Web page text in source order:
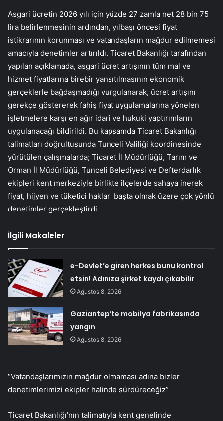
Asgari ücretin 2026 yılı için yüzde 27 zamla net 28 bin 75
lira belirlenmesinin ardından, yılbaşı öncesi fiyat
istikrarının korunması ve vatandaşların mağdur edilmemesi
amacıyla denetimler artırıldı. Ticaret Bakanlığı tarafından
yapılan açıklamada, asgari ücret artışının tüm mal ve
hizmet fiyatlarına birebir yansıtılmasının ekonomik
gerçeklerle bağdaşmadığı vurgulanarak, ücret artışını
gerekçe göstererek fahiş fiyat uygulamalarına yönelen
işletmelere karşı en ağır idari ve hukuki yaptırımların
uygulanacağı bildirildi. Bu kapsamda Ticaret Bakanlığı
talimatları doğrultusunda Tunceli Valiliği koordinesinde
yürütülen çalışmalarda; Ticaret İl Müdürlüğü, Tarım ve
Orman İl Müdürlüğü, Tunceli Belediyesi ve Defterdarlık
ekipleri kent merkeziyle birlikte ilçelerde sahaya inerek
fiyat, hijyen ve tüketici hakları başta olmak üzere çok yönlü
denetimler gerçekleştirdi.
İlgili Makaleler
e-Devlet’e giren herkes bunu kontrol
etsin! Adınıza şirket kaydı çıkabilir
Ağustos 8, 2026
Gaziantep’te mobilya fabrikasında
yangın
Ağustos 8, 2026
“Vatandaşlarımızın mağdur olmaması adına bizler
denetimlerimizi ekipler halinde sürdüreceğiz”
Ticaret Bakanlığı’nın talimatıyla kent genelinde